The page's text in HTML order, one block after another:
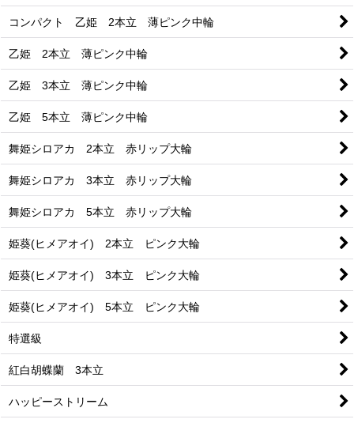
コンパクト 乙姫 2本立 薄ピンク中輪
乙姫 2本立 薄ピンク中輪
乙姫 3本立 薄ピンク中輪
乙姫 5本立 薄ピンク中輪
舞姫シロアカ 2本立 赤リップ大輪
舞姫シロアカ 3本立 赤リップ大輪
舞姫シロアカ 5本立 赤リップ大輪
姫葵(ヒメアオイ) 2本立 ピンク大輪
姫葵(ヒメアオイ) 3本立 ピンク大輪
姫葵(ヒメアオイ) 5本立 ピンク大輪
特選級
紅白胡蝶蘭 3本立
ハッピーストリーム